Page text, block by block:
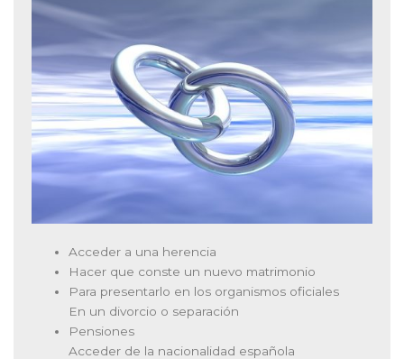
Acceder a una herencia
Hacer que conste un nuevo matrimonio
Para presentarlo en los organismos oficiales
En un divorcio o separación
Pensiones
Acceder de la nacionalidad española